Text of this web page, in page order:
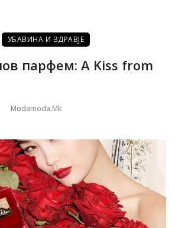
УБАВИНА И ЗДРАВЈЕ
парфем: A Kiss from
Modamoda.mk